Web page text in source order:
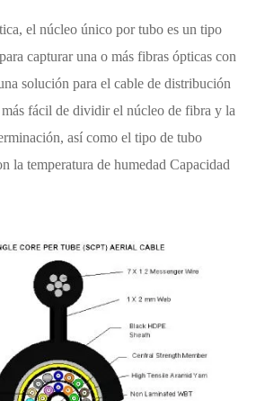
el núcleo único por tubo es un tipo
capturar una o más fibras ópticas con
solución para el cable de distribución
fácil de dividir el núcleo de fibra y la
así como el tipo de tubo
la temperatura de humedad Capacidad